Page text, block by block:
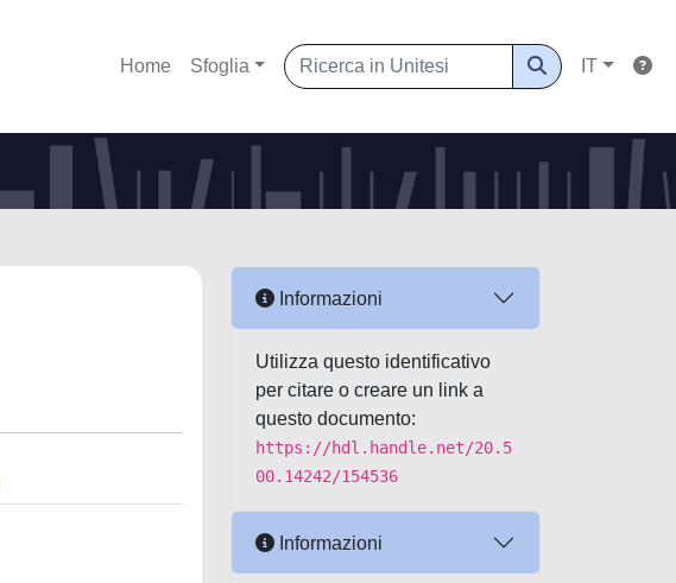
Home Sfoglia IT
Informazioni
Utilizza questo identificativo
per citare o creare un link a
questo documento:
https://hdl.handle.net/20.5
00.14242/154536
Informazioni